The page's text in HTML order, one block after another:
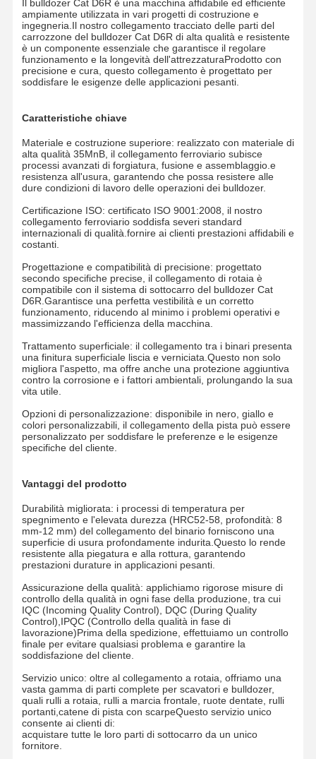
Chi Siamo Fatory Tour
Un
Preventivo
Parti di sottocarro
Rulli portanti
Front Idler
Il bulldozer Cat D6R è una macchina affidabile ed efficiente
ampiamente utilizzata in vari progetti di costruzione e
ingegneria.Il nostro collegamento tracciato delle parti del
carrozzone del bulldozer Cat D6R di alta qualità e resistente
è un componente essenziale che garantisce il regolare
funzionamento e la longevità dell'attrezzaturaProdotto con
precisione e cura, questo collegamento è progettato per
soddisfare le esigenze delle applicazioni pesanti.
Caratteristiche chiave
Materiale e costruzione superiore: realizzato con materiale di
alta qualità 35MnB, il collegamento ferroviario subisce
processi avanzati di forgiatura, fusione e assemblaggio.e
resistenza all'usura, garantendo che possa resistere alle
dure condizioni di lavoro delle operazioni dei bulldozer.
Certificazione ISO: certificato ISO 9001:2008, il nostro
collegamento ferroviario soddisfa severi standard
internazionali di qualità.fornire ai clienti prestazioni affidabili e
costanti.
Progettazione e compatibilità di precisione: progettato
secondo specifiche precise, il collegamento di rotaia è
compatibile con il sistema di sottocarro del bulldozer Cat
D6R.Garantisce una perfetta vestibilità e un corretto
funzionamento, riducendo al minimo i problemi operativi e
massimizzando l'efficienza della macchina.
Trattamento superficiale: il collegamento tra i binari presenta
una finitura superficiale liscia e verniciata.Questo non solo
migliora l'aspetto, ma offre anche una protezione aggiuntiva
contro la corrosione e i fattori ambientali, prolungando la sua
vita utile.
Opzioni di personalizzazione: disponibile in nero, giallo e
colori personalizzabili, il collegamento della pista può essere
personalizzato per soddisfare le preferenze e le esigenze
specifiche del cliente.
Vantaggi del prodotto
Durabilità migliorata: i processi di temperatura per
spegnimento e l'elevata durezza (HRC52-58, profondità: 8
mm-12 mm) del collegamento del binario forniscono una
superficie di usura profondamente indurita.Questo lo rende
resistente alla piegatura e alla rottura, garantendo
prestazioni durature in applicazioni pesanti.
Assicurazione della qualità: applichiamo rigorose misure di
controllo della qualità in ogni fase della produzione, tra cui
IQC (Incoming Quality Control), DQC (During Quality
Control),IPQC (Controllo della qualità in fase di
lavorazione)Prima della spedizione, effettuiamo un controllo
finale per evitare qualsiasi problema e garantire la
soddisfazione del cliente.
Servizio unico: oltre al collegamento a rotaia, offriamo una
vasta gamma di parti complete per scavatori e bulldozer,
quali rulli a rotaia, rulli a marcia frontale, ruote dentate, rulli
portanti,catene di pista con scarpeQuesto servizio unico
consente ai clienti di:
acquistare tutte le loro parti di sottocarro da un unico
fornitore.